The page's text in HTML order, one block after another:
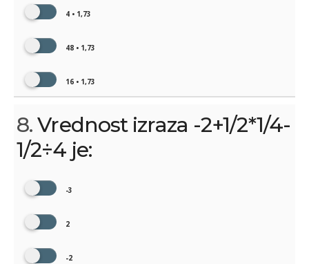
4 • 1,73
48 • 1,73
16 • 1,73
8.Vrednost izraza -2+1/2*1/4-
1/2÷4 je:
-3
2
-2